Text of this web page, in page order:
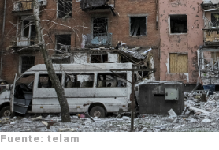
Fuente: telam